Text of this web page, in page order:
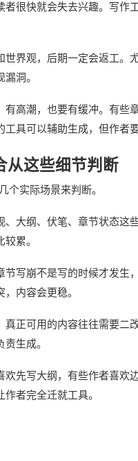
很快就会失去兴趣。写作
界观，后期一定会返工。
洞。
高潮，也要有缓冲。有些
具可以辅助生成，但作者
从这些细节判断
个实际场景来判断。
大纲、伏笔、章节状态这
累。
写崩不是写的时候才发生
内容会更稳。
正可用的内容往往需要二
生成。
先写大纲，有些作者喜欢
者完全迁就工具。